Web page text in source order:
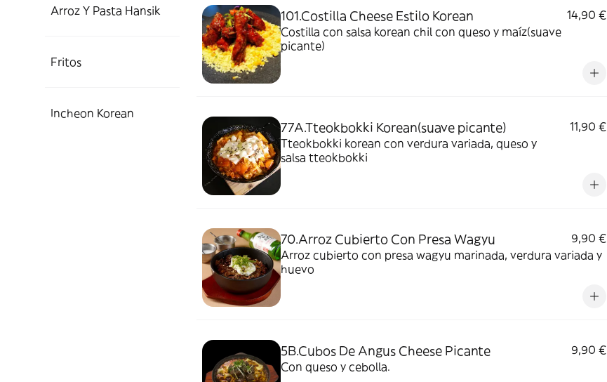
Arroz Y Pasta Hansik
Fritos
Incheon Korean
101.Costilla Cheese Estilo Korean
14,90 €
Costilla con salsa korean chil con queso y maíz(suave
picante)
77A.Tteokbokki Korean(suave picante)
11,90 €
Tteokbokki korean con verdura variada, queso y
salsa tteokbokki
70.Arroz Cubierto Con Presa Wagyu
9,90 €
Arroz cubierto con presa wagyu marinada, verdura variada y
huevo
5B.Cubos De Angus Cheese Picante
9,90 €
Con queso y cebolla.